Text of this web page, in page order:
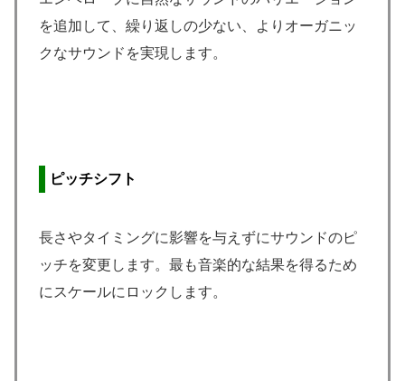
を追加して、繰り返しの少ない、よりオーガニッ
クなサウンドを実現します。
ピッチシフト
長さやタイミングに影響を与えずにサウンドのピ
ッチを変更します。最も音楽的な結果を得るため
にスケールにロックします。